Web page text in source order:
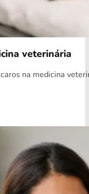
veterinária
na medicina